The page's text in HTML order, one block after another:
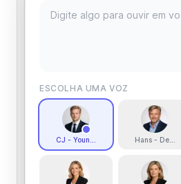
ESCOLHA UMA VOZ
CJ - Young Swedish MaleHans - Deep